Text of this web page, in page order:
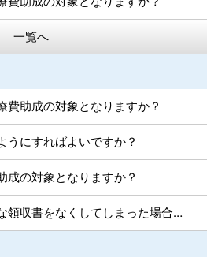
一覧へ
費助成の対象となりますか？
うにすればよいですか？
成の対象となりますか？
医療費助成の申請に必要な領収書をなくしてしまった場合、どうすればよいですか？